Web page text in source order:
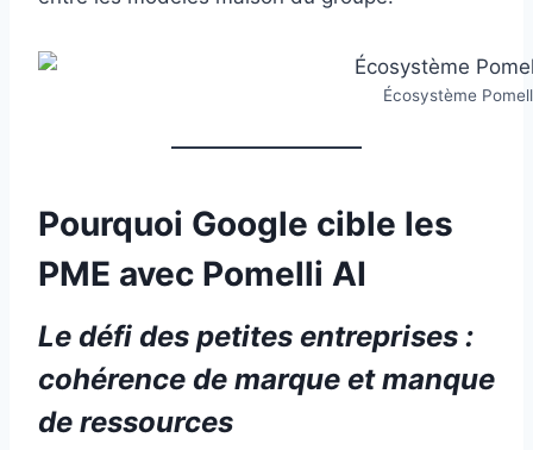
Écosystème
Pourquoi Google cible les
PME avec Pomelli AI
Le défi des petites entreprises :
cohérence de marque et manque
de ressources